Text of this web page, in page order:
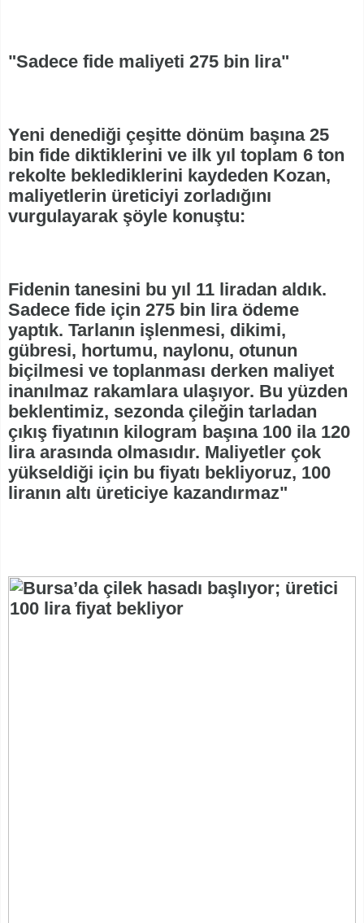
"Sadece fide maliyeti 275 bin lira"
Yeni denediği çeşitte dönüm başına 25
bin fide diktiklerini ve ilk yıl toplam 6 ton
rekolte beklediklerini kaydeden Kozan,
maliyetlerin üreticiyi zorladığını
vurgulayarak şöyle konuştu:
Fidenin tanesini bu yıl 11 liradan aldık.
Sadece fide için 275 bin lira ödeme
yaptık. Tarlanın işlenmesi, dikimi,
gübresi, hortumu, naylonu, otunun
biçilmesi ve toplanması derken maliyet
inanılmaz rakamlara ulaşıyor. Bu yüzden
beklentimiz, sezonda çileğin tarladan
çıkış fiyatının kilogram başına 100 ila 120
lira arasında olmasıdır. Maliyetler çok
yükseldiği için bu fiyatı bekliyoruz, 100
liranın altı üreticiye kazandırmaz"